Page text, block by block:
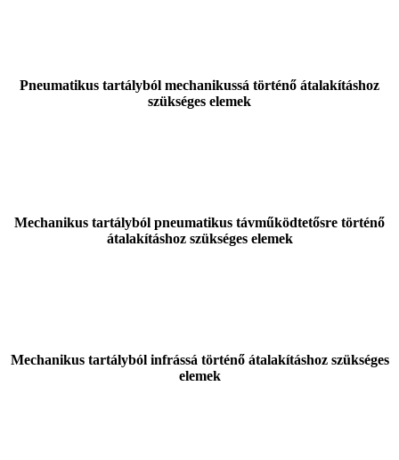
Pneumatikus tartályból mechanikussá történő átalakításhoz
szükséges elemek
Mechanikus tartályból pneumatikus távműködtetősre történő
átalakításhoz szükséges elemek
Mechanikus tartályból infrássá történő átalakításhoz szükséges
elemek